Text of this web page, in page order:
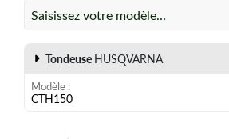
Saisissez votre modèle…
Tondeuse HUSQVARNA
Modèle
CTH150